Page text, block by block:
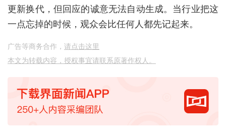
更新换代，但回应的诚意无法自动生成。当行业把这
一点忘掉的时候，观众会比任何人都先记起来。
广告等商务合作， 请点击这里
本文为转载内容，授权事宜请联系原著作权人。